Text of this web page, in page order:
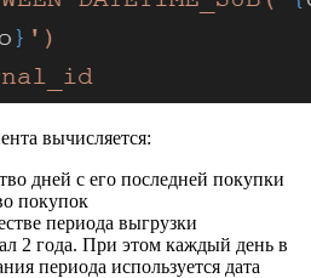
вычисляется:
дней с его последней покупки
покупок
периода выгрузки
2 года. При этом каждый день в
периода используется дата